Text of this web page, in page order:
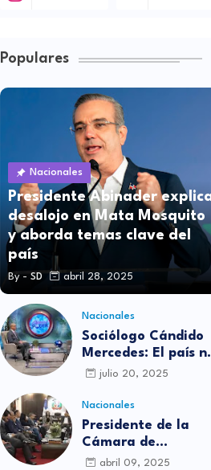
Populares
Nacionales
Presidente Abinader
desalojo en Mata Mosquito
y aborda temas clave del
país
By - SD abril 28, 2025
Nacionales
Sociólogo Cándido
Mercedes: El país
está preparado
independientes
julio 20, 2025
Nacionales
Presidente de la
Cámara de
diputados se
abril 09, 2025